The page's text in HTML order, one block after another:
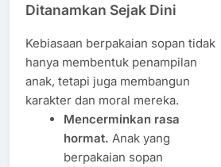
Ditanamkan Sejak Dini
Kebiasaan berpakaian sopan tidak
hanya membentuk penampilan
anak, tetapi juga membangun
karakter dan moral mereka.
Mencerminkan rasa
hormat. Anak yang
berpakaian sopan